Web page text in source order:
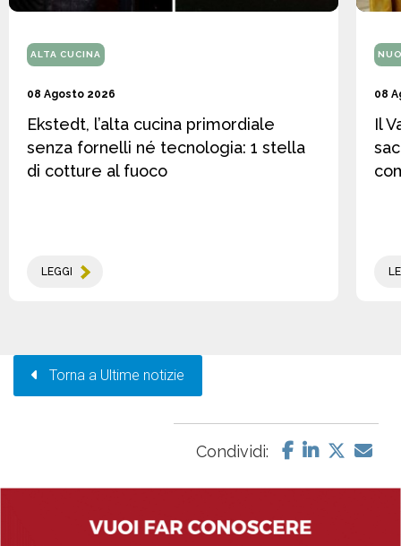
ALTA CUCINA
08 Agosto 2026
Ekstedt, l’alta cucina primordiale
senza fornelli né tecnologia: 1 stella
di cotture al fuoco
LEGGI
08
Il
Torna a Ultime notizie
Condividi: